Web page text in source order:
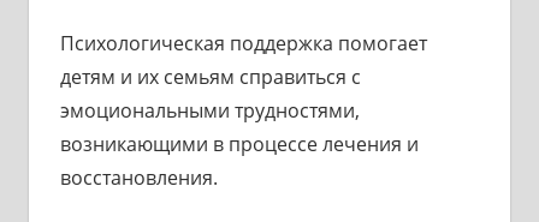
Психологическая поддержка помогает
детям и их семьям справиться с
эмоциональными трудностями,
возникающими в процессе лечения и
восстановления.